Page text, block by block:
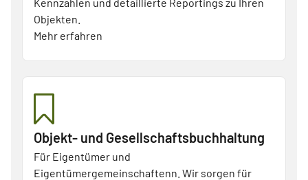
Objekten.
Mehr erfahren
Objekt- und Gesellschaftsbuchhaltung
Für Eigentümer und
Eigentümergemeinschaftenn. Wir sorgen für